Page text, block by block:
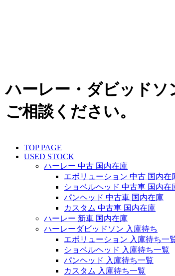
ハーレー・ダビッドソ
ご相談ください。
TOP PAGE
USED STOCK
ハーレー 中古 国内在庫
エボリューション 中古 国内在
ショベルヘッド 中古車 国内在
パンヘッド 中古車 国内在庫
カスタム 中古車 国内在庫
ハーレー 新車 国内在庫
ハーレーダビッドソン 入庫待ち
エボリューション 入庫待ち一
ショベルヘッド 入庫待ち一覧
パンヘッド 入庫待ち一覧
カスタム 入庫待ち一覧